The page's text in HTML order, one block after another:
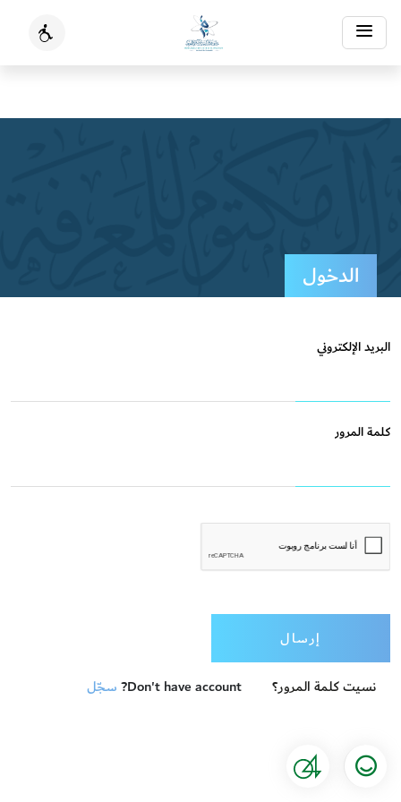
Toggle
navigation
الدخول
البريد الإلكتروني
كلمة المرور
captcha
إرسال
نسيت كلمة المرور؟ Don't have account? سجّل